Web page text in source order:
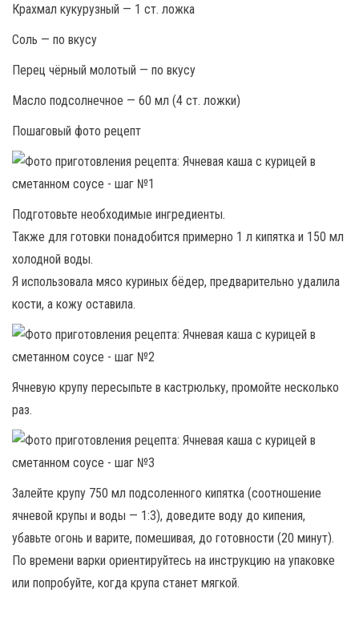
Крахмал кукурузный — 1 ст. ложка
Соль — по вкусу
Перец чёрный молотый — по вкусу
Масло подсолнечное — 60 мл (4 ст. ложки)
Пошаговый фото рецепт
Подготовьте необходимые ингредиенты.
Также для готовки понадобится примерно 1 л кипятка и 150 мл
холодной воды.
Я использовала мясо куриных бёдер, предварительно удалила
кости, а кожу оставила.
Ячневую крупу пересыпьте в кастрюльку, промойте несколько
раз.
Залейте крупу 750 мл подсоленного кипятка (соотношение
ячневой крупы и воды — 1:3), доведите воду до кипения,
убавьте огонь и варите, помешивая, до готовности (20 минут).
По времени варки ориентируйтесь на инструкцию на упаковке
или попробуйте, когда крупа станет мягкой.